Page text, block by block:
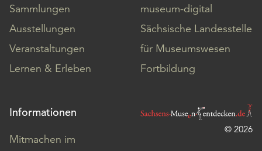
Sammlungen
Ausstellungen
Veranstaltungen
Lernen & Erleben
museum-digital
Sächsische Landesstelle
für Museumswesen
Fortbildung
Informationen
Mitmachen im
© 2026